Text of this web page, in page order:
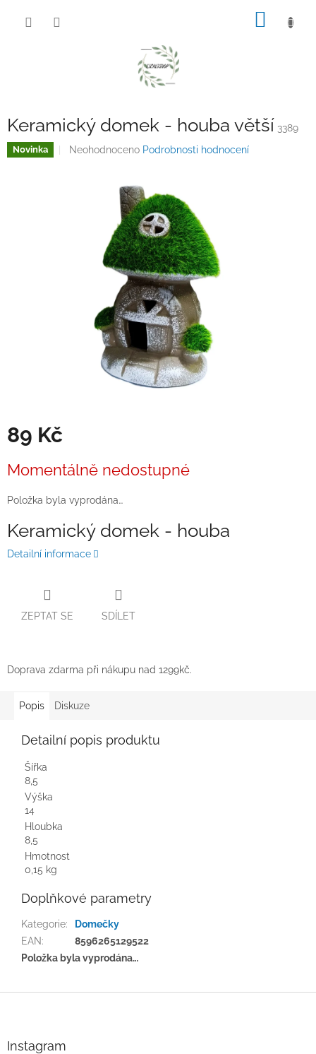
Keramický domek - houba větší 3389
Novinka
Průměrné
hvězdiček.
Neohodnoceno Podrobnosti hodnocení
89 Kč
cena:
Momentálně nedostupné
Položka byla vyprodána…
Keramický domek - houba
Detailní informace
ZEPTAT SE SDÍLET
Doprava zdarma při nákupu nad 1299kč.
Popis Diskuze
Detailní popis produktu
Šířka
8,5
Výška
14
Hloubka
8,5
Hmotnost
0,15 kg
Doplňkové parametry
Kategorie:
Domečky
EAN:
8596265129522
Položka byla vyprodána…
Instagram